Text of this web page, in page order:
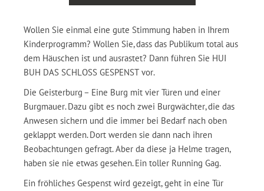
Wollen Sie einmal eine gute Stimmung haben in Ihrem
Kinderprogramm? Wollen Sie, dass das Publikum total aus
dem Häuschen ist und ausrastet? Dann führen Sie HUI
BUH DAS SCHLOSS GESPENST vor.
Die Geisterburg – Eine Burg mit vier Türen und einer
Burgmauer. Dazu gibt es noch zwei Burgwächter, die das
Anwesen sichern und die immer bei Bedarf nach oben
geklappt werden. Dort werden sie dann nach ihren
Beobachtungen gefragt. Aber da diese ja Helme tragen,
haben sie nie etwas gesehen. Ein toller Running Gag.
Ein fröhliches Gespenst wird gezeigt, geht in eine Tür